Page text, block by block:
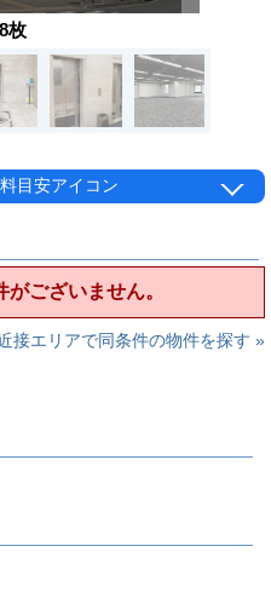
枚
目安アイコン
ございません。
接エリアで同条件の物件を探す »